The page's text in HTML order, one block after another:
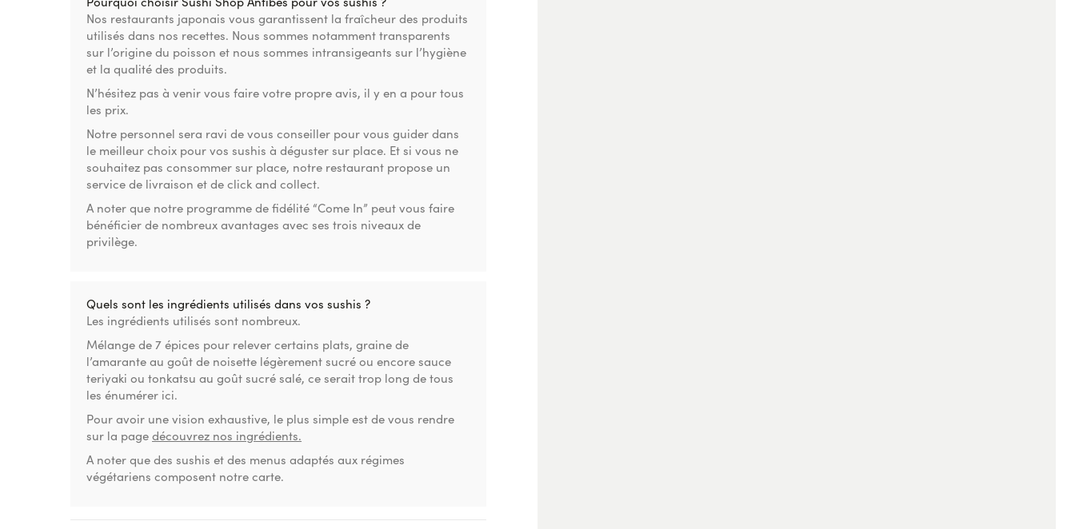
Nos restaurants japonais vous garantissent la fraîcheur des produits
utilisés dans nos recettes. Nous sommes notamment transparents
sur l’origine du poisson et nous sommes intransigeants sur l’hygiène
et la qualité des produits.
N’hésitez pas à venir vous faire votre propre avis, il y en a pour tous
les prix.
Notre personnel sera ravi de vous conseiller pour vous guider dans
le meilleur choix pour vos sushis à déguster sur place. Et si vous ne
souhaitez pas consommer sur place, notre restaurant propose un
service de livraison et de click and collect.
A noter que notre programme de fidélité “Come In” peut vous faire
bénéficier de nombreux avantages avec ses trois niveaux de
privilège.
Quels sont les ingrédients utilisés dans vos sushis ?
Les ingrédients utilisés sont nombreux.
Mélange de 7 épices pour relever certains plats, graine de
l’amarante au goût de noisette légèrement sucré ou encore sauce
teriyaki ou tonkatsu au goût sucré salé, ce serait trop long de tous
les énumérer ici.
Pour avoir une vision exhaustive, le plus simple est de vous rendre
sur la page découvrez nos ingrédients.
A noter que des sushis et des menus adaptés aux régimes
végétariens composent notre carte.